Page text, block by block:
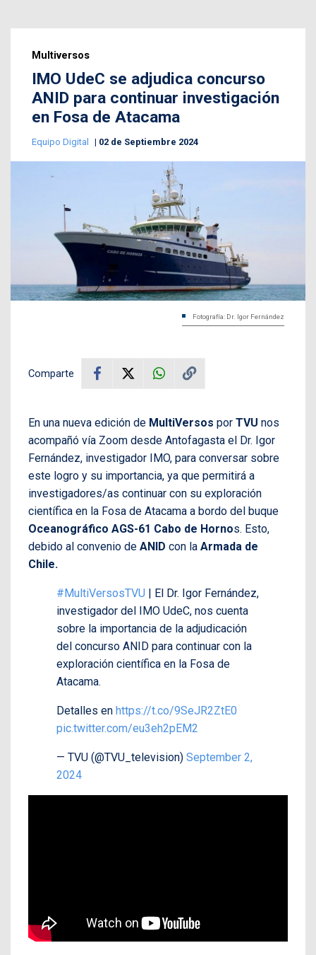
Multiversos
IMO UdeC se adjudica concurso
ANID para continuar investigación
en Fosa de Atacama
Equipo Digital 02 de Septiembre 2024
Fotografía: Dr. Igor Fernández
Comparte
En una nueva edición de MultiVersos por TVU nos
acompañó vía Zoom desde Antofagasta el Dr. Igor
Fernández, investigador IMO, para conversar sobre
este logro y su importancia, ya que permitirá a
investigadores/as continuar con su exploración
científica en la Fosa de Atacama a bordo del buque
Oceanográfico AGS-61 Cabo de Hornos. Esto,
debido al convenio de ANID con la Armada de
Chile.
#MultiVersosTVU | El Dr. Igor Fernández,
investigador del IMO UdeC, nos cuenta
sobre la importancia de la adjudicación
del concurso ANID para continuar con la
exploración científica en la Fosa de
Atacama.
Detalles en https://t.co/9SeJR2ZtE0
pic.twitter.com/eu3eh2pEM2
— TVU (@TVU_television) September 2,
2024